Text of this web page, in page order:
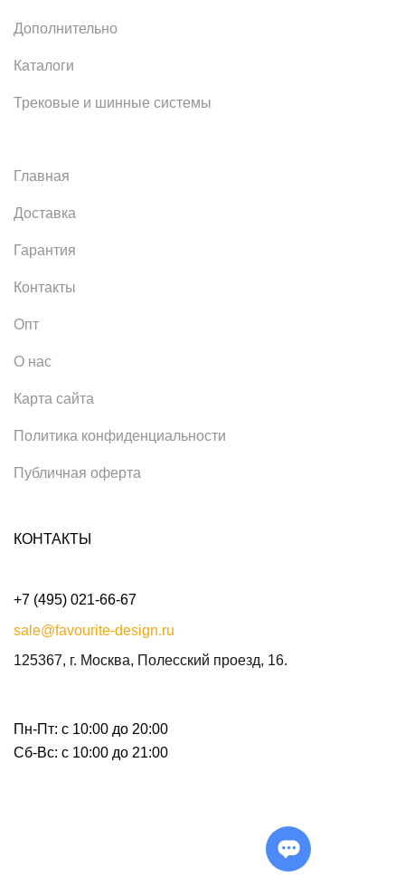
Дополнительно
Каталоги
Трековые и шинные системы
Главная
Доставка
Гарантия
Контакты
Опт
О нас
Карта сайта
Политика конфиденциальности
Публичная оферта
КОНТАКТЫ
+7 (495) 021-66-67
sale@favourite-design.ru
125367, г. Москва, Полесский проезд, 16.
Пн-Пт: с 10:00 до 20:00
Сб-Вс: с 10:00 до 21:00